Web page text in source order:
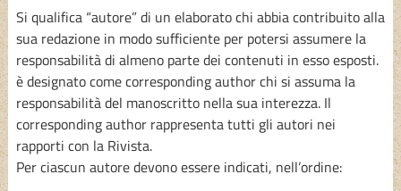
Si qualifica “autore”di un elaborato chi abbia contribuito alla
sua redazione in modo sufficiente per potersi assumere la
responsabilità di almeno parte dei contenuti in esso esposti.
è designato come corresponding author chi si assuma la
responsabilità del manoscritto nella sua interezza. Il
corresponding author rappresenta tutti gli autori nei
rapporti con la Rivista.
Per ciascun autore devono essere indicati, nell’ordine: